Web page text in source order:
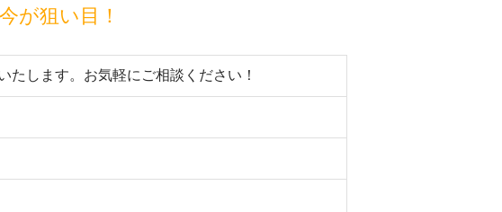
今が狙い目！
します。お気軽にご相談ください！